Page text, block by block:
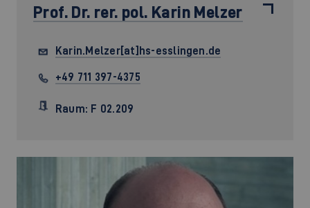
Prof. Dr. rer. pol. Karin Melzer
Karin.Melzer[at]hs-esslingen.de
+49 711 397-4375
Raum: F 02.209